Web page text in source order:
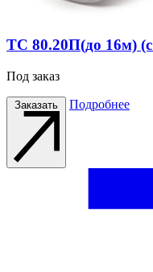
ТС 80.20П(до 16м)
Под заказ
Заказать Подробнее